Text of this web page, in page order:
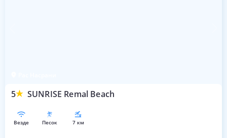
5 SUNRISE Remal Beach
везде песок 7 км